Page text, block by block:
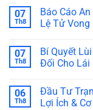
07
Th8
Báo Cáo
Lệ Tử Vong
07
Th8
Bí Quyết
Đối Cho Lái
06
Th8
Đầu Tư
Lợi Ích &